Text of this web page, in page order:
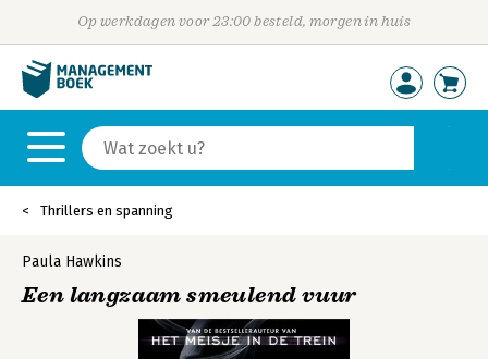
Op werkdagen voor 23:00 besteld, morgen in huis
Thrillers en spanning
Paula Hawkins
Een langzaam smeulend vuur